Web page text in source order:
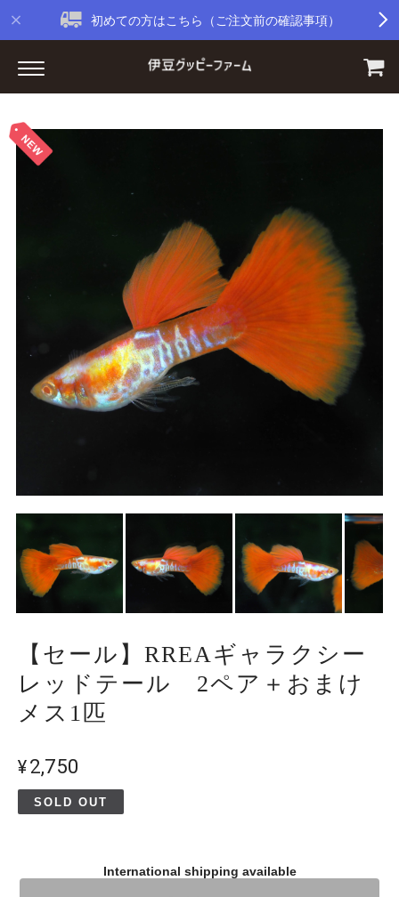
初めての方はこちら（ご注文前の確認事項）
【セール】RREAギャラクシー
レッドテール 2ペア＋おまけ
メス1匹
¥2,750
SOLD OUT
International shipping available